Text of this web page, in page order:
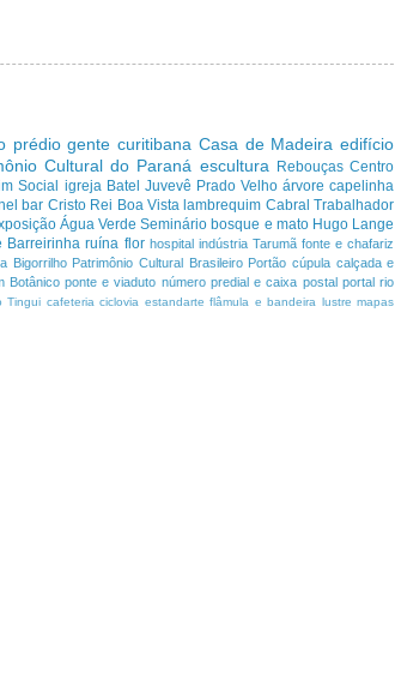
prédio gente curitibana Casa de Madeira edifício
Cultural do Paraná escultura Rebouças Centro
Social igreja Batel Juvevê Prado Velho árvore capelinha
bar Cristo Rei Boa Vista lambrequim Cabral Trabalhador
Água Verde Seminário bosque e mato Hugo Lange
Barreirinha ruína flor hospital indústria Tarumã fonte e chafariz
Bigorrilho Patrimônio Cultural Brasileiro Portão cúpula calçada e
Botânico ponte e viaduto número predial e caixa postal portal rio
Tingui cafeteria ciclovia estandarte flâmula e bandeira lustre mapas